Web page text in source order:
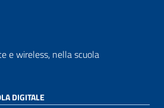
e wireless, nella scuola
DIGITALE